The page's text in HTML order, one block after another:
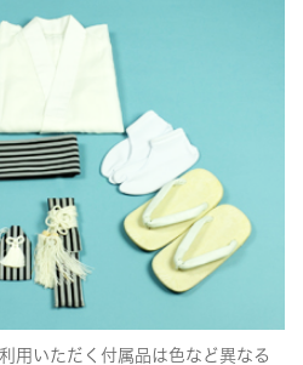
用いただく付属品は色など異なる